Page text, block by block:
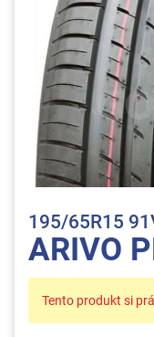
195/65R15
ARIVO
Tento produkt si